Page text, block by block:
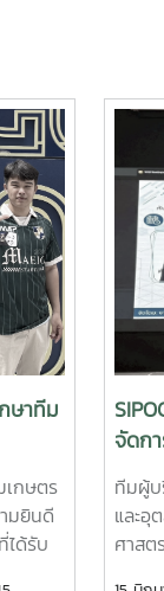
ษาทีม
เกษตร
มยินดี
ด้รับ
จัดก
EdPEx
ทีมผู้บ
และอุ
ศาสต